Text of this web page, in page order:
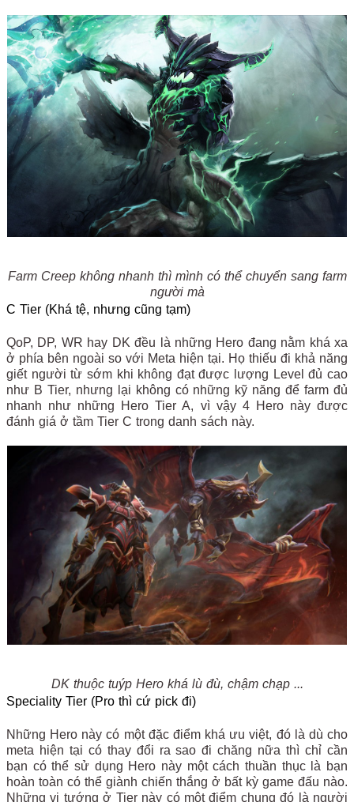
Farm Creep không nhanh thì mình có thể chuyển sang farm
người mà
C Tier (Khá tệ, nhưng cũng tạm)
QoP, DP, WR hay DK đều là những Hero đang nằm khá xa
ở phía bên ngoài so với Meta hiện tại. Họ thiếu đi khả năng
giết người từ sớm khi không đạt được lượng Level đủ cao
như B Tier, nhưng lại không có những kỹ năng để farm đủ
nhanh như những Hero Tier A, vì vậy 4 Hero này được
đánh giá ở tầm Tier C trong danh sách này.
DK thuộc tuýp Hero khá lù đù, chậm chạp ...
Speciality Tier (Pro thì cứ pick đi)
Những Hero này có một đặc điểm khá ưu việt, đó là dù cho
meta hiện tại có thay đổi ra sao đi chăng nữa thì chỉ cần
bạn có thể sử dụng Hero này một cách thuần thục là bạn
hoàn toàn có thể giành chiến thắng ở bất kỳ game đấu nào.
Những vị tướng ở Tier này có một điểm chung đó là người